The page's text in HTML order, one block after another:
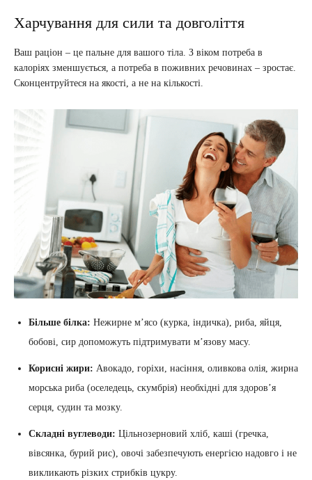
Харчування для сили та довголіття
Ваш раціон – це пальне для вашого тіла. З віком потреба в
калоріях зменшується, а потреба в поживних речовинах – зростає.
Сконцентруйтеся на якості, а не на кількості.
Більше білка: Нежирне м’ясо (курка, індичка), риба, яйця,
бобові, сир допоможуть підтримувати м’язову масу.
Корисні жири: Авокадо, горіхи, насіння, оливкова олія, жирна
морська риба (оселедець, скумбрія) необхідні для здоров’я
серця, судин та мозку.
Складні вуглеводи: Цільнозерновий хліб, каші (гречка,
вівсянка, бурий рис), овочі забезпечують енергією надовго і не
викликають різких стрибків цукру.